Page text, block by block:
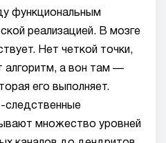
функциональным
реализацией. В мозге
Нет четкой точки,
алгоритм, а вон там —
его выполняет.
следственные
множество уровней